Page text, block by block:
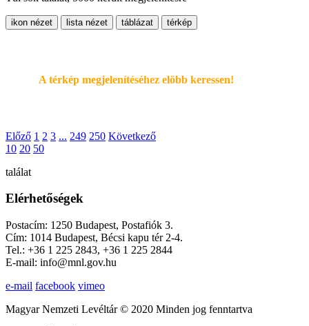
ikon nézet lista nézet táblázat térkép
A térkép megjelenítéséhez elöbb keressen!
Előző 1 2 3 ... 249 250 Következő
10 20 50
találat
Elérhetőségek
Postacím: 1250 Budapest, Postafiók 3.
Cím: 1014 Budapest, Bécsi kapu tér 2-4.
Tel.: +36 1 225 2843, +36 1 225 2844
E-mail: info@mnl.gov.hu
e-mail facebook vimeo
Magyar Nemzeti Levéltár © 2020 Minden jog fenntartva